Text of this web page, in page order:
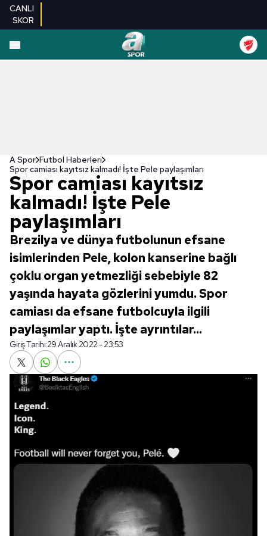
CANLI
SKOR
A Spor Futbol Haberleri
Spor camiası kayıtsız kalmadı! İşte Pele paylaşımları
Spor camiası kayıtsız
kalmadı! İşte Pele
paylaşımları
Brezilya ve dünya futbolunun efsane
isimlerinden Pele, kolon kanserine bağlı
çoklu organ yetmezliği sebebiyle 82
yaşında hayata gözlerini yumdu. Spor
camiası da efsane futbolcuyla ilgili
paylaşımlar yaptı. İşte ayrıntılar...
Giriş Tarihi:29 Aralık 2022 - 23:53